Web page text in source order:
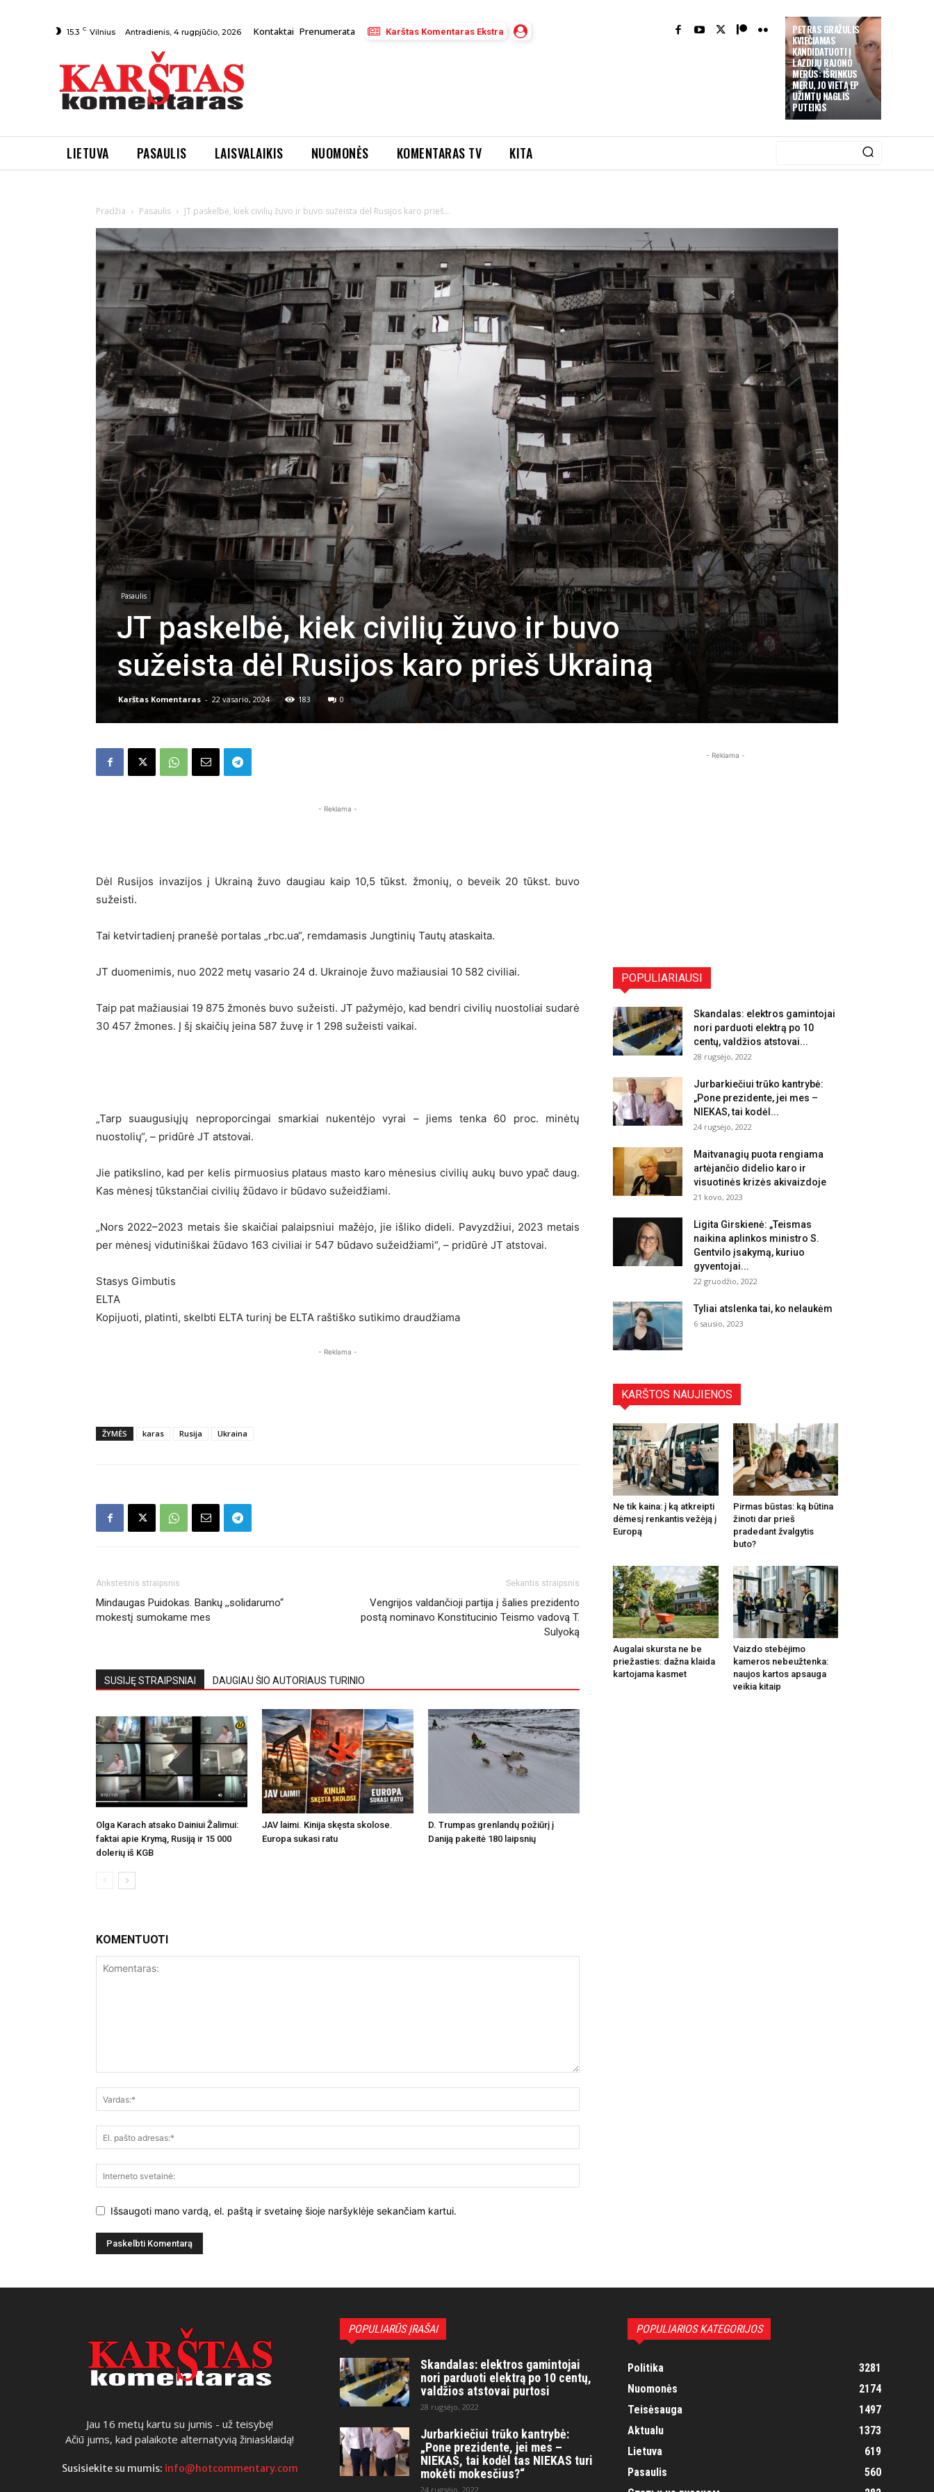
PETRAS GRAŽULIS
KVIEČIAMAS
KANDIDATUOTI Į
LAZDIJŲ RAJONO
MERUS: IŠRINKUS
MERU, JO VIETĄ EP
UŽIMTŲ NAGLIS
PUTEIKIS
15.3 C Vilnius Antradienis, 4 rugpjūčio, 2026 Kontaktai Prenumerata Karštas Komentaras Ekstra
LIETUVA PASAULIS LAISVALAIKIS NUOMONĖS KOMENTARAS TV KITA
Pradžia Pasaulis JT paskelbė, kiek civilių žuvo ir buvo sužeista dėl Rusijos karo prieš...
Pasaulis
JT paskelbė, kiek civilių žuvo ir buvo
sužeista dėl Rusijos karo prieš Ukrainą
Karštas Komentaras - 22 vasario, 2024 183 0
- Reklama -
Dėl Rusijos invazijos į Ukrainą žuvo daugiau kaip 10,5 tūkst. žmonių, o beveik 20 tūkst. buvo
sužeisti.
Tai ketvirtadienį pranešė portalas „rbc.ua“, remdamasis Jungtinių Tautų ataskaita.
JT duomenimis, nuo 2022 metų vasario 24 d. Ukrainoje žuvo mažiausiai 10 582 civiliai.
Taip pat mažiausiai 19 875 žmonės buvo sužeisti. JT pažymėjo, kad bendri civilių nuostoliai sudarė
30 457 žmones. Į šį skaičių įeina 587 žuvę ir 1 298 sužeisti vaikai.
„Tarp suaugusiųjų neproporcingai smarkiai nukentėjo vyrai – jiems tenka 60 proc. minėtų
nuostolių“, – pridūrė JT atstovai.
Jie patikslino, kad per kelis pirmuosius plataus masto karo mėnesius civilių aukų buvo ypač daug.
Kas mėnesį tūkstančiai civilių žūdavo ir būdavo sužeidžiami.
„Nors 2022–2023 metais šie skaičiai palaipsniui mažėjo, jie išliko dideli. Pavyzdžiui, 2023 metais
per mėnesį vidutiniškai žūdavo 163 civiliai ir 547 būdavo sužeidžiami“, – pridūrė JT atstovai.
Stasys Gimbutis
ELTA
Kopijuoti, platinti, skelbti ELTA turinį be ELTA raštiško sutikimo draudžiama
- Reklama -
ŽYMĖS karas Rusija Ukraina
Ankstesnis straipsnis
Mindaugas Puidokas. Bankų ,,solidarumo“
mokestį sumokame mes
Sekantis straipsnis
Vengrijos valdančioji partija į šalies prezidento
postą nominavo Konstitucinio Teismo vadovą T.
Sulyoką
SUSIJĘ STRAIPSNIAI DAUGIAU ŠIO AUTORIAUS TURINIO
Olga Karach atsako Dainiui Žalimui:
faktai apie Krymą, Rusiją ir 15 000
dolerių iš KGB
JAV laimi. Kinija skęsta skolose.
Europa sukasi ratu
D. Trumpas grenlandų požiūrį į
Daniją pakeitė 180 laipsnių
KOMENTUOTI
Išsaugoti mano vardą, el. paštą ir svetainę šioje naršyklėje sekančiam kartui.
- Reklama -
POPULIARIAUSI
Skandalas: elektros gamintojai
nori parduoti elektrą po 10
centų, valdžios atstovai...
28 rugsėjo, 2022
Jurbarkiečiui trūko kantrybė:
„Pone prezidente, jei mes –
NIEKAS, tai kodėl...
24 rugsėjo, 2022
Maitvanagių puota rengiama
artėjančio didelio karo ir
visuotinės krizės akivaizdoje
21 kovo, 2023
Ligita Girskienė: „Teismas
naikina aplinkos ministro S.
Gentvilo įsakymą, kuriuo
gyventojai...
22 gruodžio, 2022
Tyliai atslenka tai, ko nelaukėm
6 sausio, 2023
KARŠTOS NAUJIENOS
Ne tik kaina: į ką atkreipti
dėmesį renkantis vežėją į
Europą
Pirmas būstas: ką būtina
žinoti dar prieš
pradedant žvalgytis
buto?
Augalai skursta ne be
priežasties: dažna klaida
kartojama kasmet
Vaizdo stebėjimo
kameros nebeužtenka:
naujos kartos apsauga
veikia kitaip
Jau 16 metų kartu su jumis - už teisybę!
Ačiū jums, kad palaikote alternatyvią žiniasklaidą!
Susisiekite su mumis: info@hotcommentary.com
POPULIARŪS ĮRAŠAI
Skandalas: elektros gamintojai
nori parduoti elektrą po 10 centų,
valdžios atstovai purtosi
28 rugsėjo, 2022
Jurbarkiečiui trūko kantrybė:
„Pone prezidente, jei mes –
NIEKAS, tai kodėl tas NIEKAS turi
mokėti mokesčius?“
24 rugsėjo, 2022
POPULIARIOS KATEGORIJOS
Politika
3281
Nuomonės
2174
Teisėsauga
1497
Aktualu
1373
Lietuva
619
Pasaulis
560